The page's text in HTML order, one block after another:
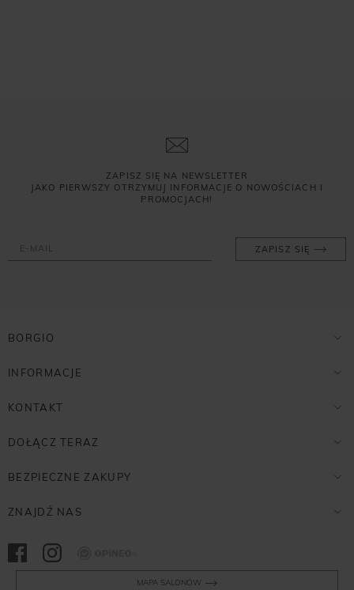
ZAPISZ SIĘ NA NEWSLETTER
JAKO PIERWSZY OTRZYMUJ INFORMACJE O NOWOŚCIACH I
PROMOCJACH!
ZAPISZ SIĘ
BORGIO
INFORMACJE
KONTAKT
DOŁĄCZ TERAZ
BEZPIECZNE ZAKUPY
ZNAJDŹ NAS
MAPA SALONÓW